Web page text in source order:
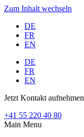
Zum Inhalt wechseln
DE
FR
EN
DE
FR
EN
Jetzt Kontakt aufnehmen
+41 55 220 40 80
Main Menu